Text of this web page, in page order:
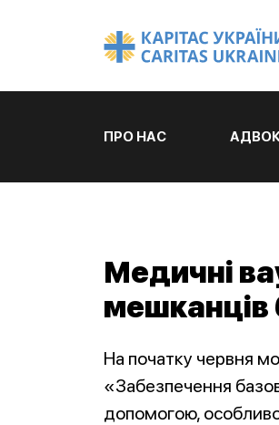
ПРО НАС
Медичні
мешканців
На початку червня
«Забезпечення
допомогою,